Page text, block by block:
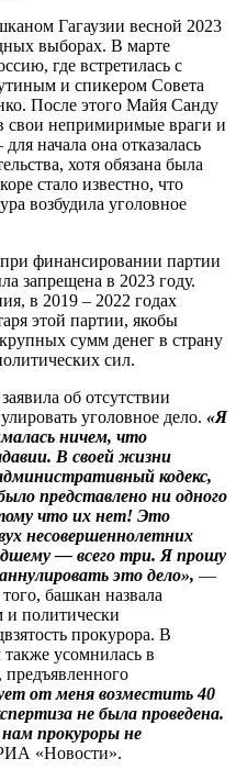
Гагаузии весной 2023
выборах. В марте
где встретилась с
и спикером Совета
После этого Майя Санду
свои непримиримые враги и
начала она отказалась
хотя обязана была
стало известно, что
возбудила уголовное
финансировании партии
запрещена в 2023 году.
в 2019 – 2022 годах
этой партии, якобы
сумм денег в страну
сил.
об отсутствии
уголовное дело. «Я
ничем, что
В своей жизни
кодекс,
представлено ни одного
что их нет! Это
несовершеннолетних
— всего три. Я прошу
это дело», —
башкан назвала
и политически
прокурора. В
усомнилась в
предъявленного
от меня возместить 40
не была проведена.
прокуроры не
«Новости».